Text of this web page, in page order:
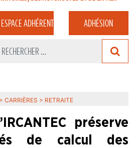
ESPACEADHÉRENT ADHÉSION
> CARRIÈRES > RETRAITE
préserve
de calcul des